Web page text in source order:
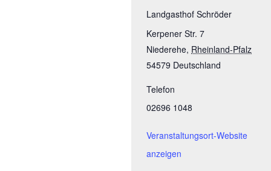
Landgasthof Schröder
Kerpener Str. 7
Niederehe, Rheinland-Pfalz
54579 Deutschland
Telefon
02696 1048
Veranstaltungsort-Website
anzeigen